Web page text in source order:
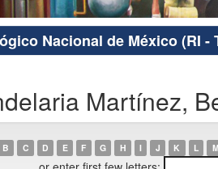
Nacional de México (RI -
Martínez,
B C D E F G H I J K L M